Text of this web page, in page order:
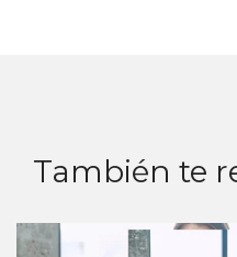
También te